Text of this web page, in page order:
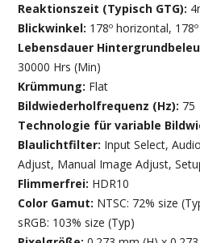
Reaktionszeit (Typisch GTG):
Blickwinkel: 178º horizontal,
Lebensdauer
30000 Hrs (Min)
Krümmung: Flat
Bildwiederholfrequenz (Hz): 75
Technologie für variable
Blaulichtfilter: Input Select,
Adjust, Manual Image Adjust,
Flimmerfrei: HDR10
Color Gamut: NTSC: 72% size
sRGB: 103% size (Typ)